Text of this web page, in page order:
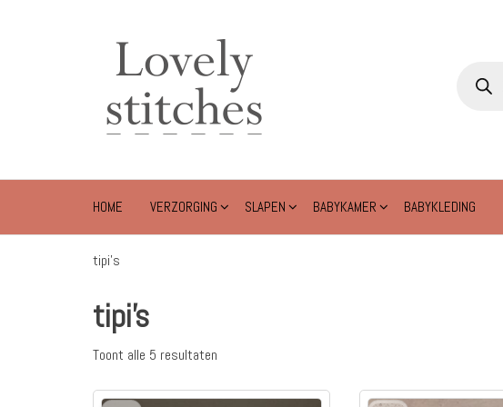
zoeken
HOME VERZORGING SLAPEN BABYKAMER BABYKLEDING
tipi's
tipi's
Toont alle 5 resultaten